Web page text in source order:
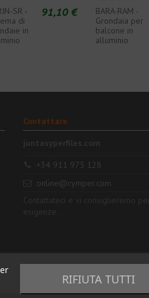
SR -
di
in
91,10 €
BARA-RAM -
Grondaia per
balcone in
alluminio
RIFIUTA TUTTI
Contattare
+34 911 975 128
online@cymper.com